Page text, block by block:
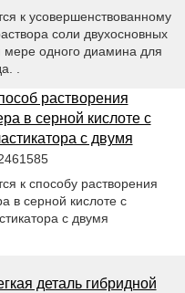
к усовершенствованному
соли двухосновных
мере одного диамина для
.
растворения
в серной кислоте с
с двумя
к способу растворения
в серной кислоте с
с двумя
деталь гибридной